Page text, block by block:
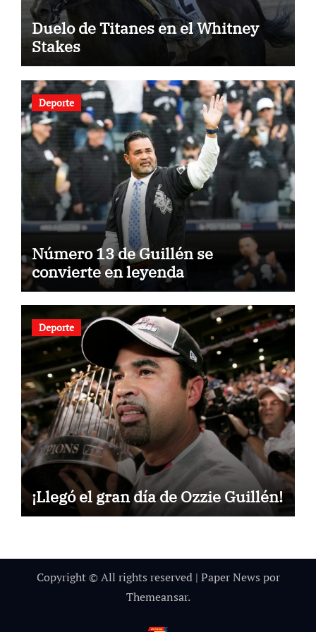
Duelo de Titanes en el Whitney
Stakes
Deporte
Número 13 de Guillén se
convierte en leyenda
Deporte
¡Llegó el gran día de Ozzie Guillén!
Copyright © All rights reserved | Paper News por
Themeansar.